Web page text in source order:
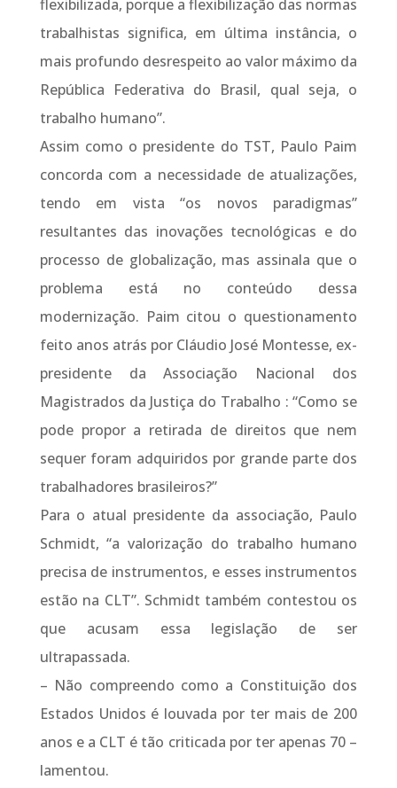
flexibilizada, porque a flexibilização das normas
trabalhistas significa, em última instância, o
mais profundo desrespeito ao valor máximo da
República Federativa do Brasil, qual seja, o
trabalho humano”.
Assim como o presidente do TST, Paulo Paim
concorda com a necessidade de atualizações,
tendo em vista “os novos paradigmas”
resultantes das inovações tecnológicas e do
processo de globalização, mas assinala que o
problema está no conteúdo dessa
modernização. Paim citou o questionamento
feito anos atrás por Cláudio José Montesse, ex-
presidente da Associação Nacional dos
Magistrados da Justiça do Trabalho : “Como se
pode propor a retirada de direitos que nem
sequer foram adquiridos por grande parte dos
trabalhadores brasileiros?”
Para o atual presidente da associação, Paulo
Schmidt, “a valorização do trabalho humano
precisa de instrumentos, e esses instrumentos
estão na CLT”. Schmidt também contestou os
que acusam essa legislação de ser
ultrapassada.
– Não compreendo como a Constituição dos
Estados Unidos é louvada por ter mais de 200
anos e a CLT é tão criticada por ter apenas 70 –
lamentou.